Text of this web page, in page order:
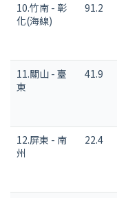
10.竹南 - 彰
化(海線)
91.2
11.關山 - 臺
東
41.9
12.屏東 - 南
州
22.4